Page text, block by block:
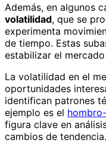
Además, en algunos
volatilidad, que se
experimenta
de tiempo. Estas
estabilizar el
La volatilidad en el
oportunidades
identifican patrones
ejemplo es el
figura clave en
cambios de tendencia.